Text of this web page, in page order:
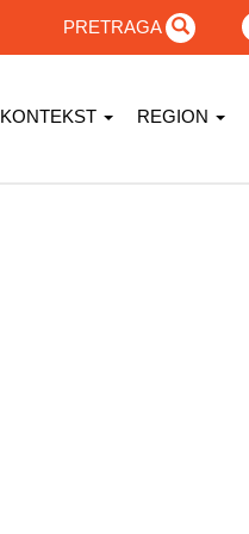
PRETRAGA
KONTEKST REGION